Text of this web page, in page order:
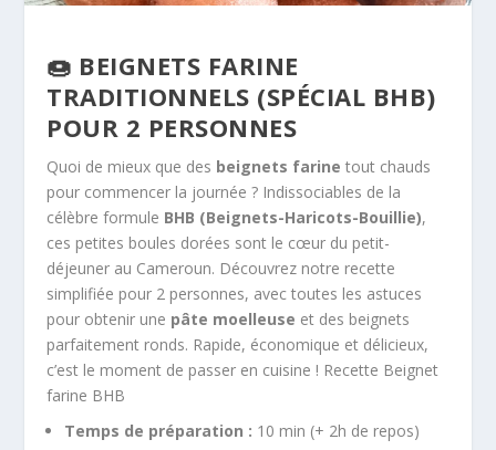
🍩 BEIGNETS FARINE
TRADITIONNELS (SPÉCIAL BHB)
POUR 2 PERSONNES
Quoi de mieux que des beignets farine tout chauds
pour commencer la journée ? Indissociables de la
célèbre formule BHB (Beignets-Haricots-Bouillie),
ces petites boules dorées sont le cœur du petit-
déjeuner au Cameroun. Découvrez notre recette
simplifiée pour 2 personnes, avec toutes les astuces
pour obtenir une pâte moelleuse et des beignets
parfaitement ronds. Rapide, économique et délicieux,
c’est le moment de passer en cuisine ! Recette Beignet
farine BHB
Temps de préparation : 10 min (+ 2h de repos)